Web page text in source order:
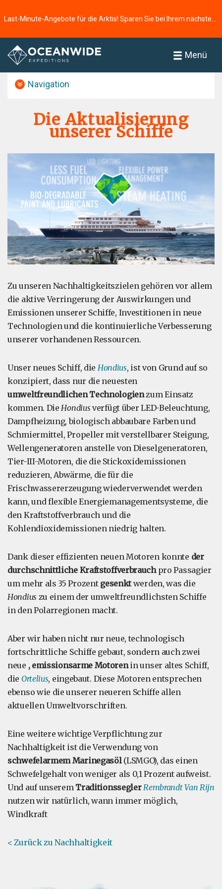
Menü
Startseite
Navigation
Die Aktualisierung
unserer Schiffe
Zu unseren Nachhaltigkeitszielen gehören vor allem
die aktive Verringerung der Auswirkungen und
Emissionen unserer Schiffe, Investitionen in neue
Technologien und die kontinuierliche Verbesserung
unserer vorhandenen Ressourcen.
Unser neues Schiff, die Hondius, ist von Grund auf so
konzipiert, dass nur die neuesten
umweltfreundlichen Technologienzum Einsatz
kommen. Die Hondiusverfügt über LED-Beleuchtung,
Dampfheizung, biologisch abbaubare Farben und
Schmiermittel, Propeller mit verstellbarer Steigung,
Wellengeneratoren anstelle von Dieselgeneratoren,
Tier-III-Motoren, die die Stickoxidemissionen
reduzieren, Abwärme, die für die
Frischwassererzeugung wiederverwendet werden
kann, und flexible Energiemanagementsysteme, die
den Kraftstoffverbrauch und die
Kohlendioxidemissionen niedrig halten.
Dank dieser effizienten neuen Motoren konnte der
durchschnittliche Kraftstoffverbrauchpro Passagier
um mehr als 35 Prozent gesenktwerden, was die
Hondius zu einem der umweltfreundlichsten Schiffe
in den Polarregionen macht.
Aber wir haben nicht nur neue, technologisch
fortschrittliche Schiffe gebaut, sondern auch zwei
neue , emissionsarme Motorenin unser altes Schiff,
die Ortelius, eingebaut. Diese Motoren entsprechen
ebenso wie die unserer neueren Schiffe allen
aktuellen Umweltvorschriften.
Eine weitere wichtige Verpflichtung zur
Nachhaltigkeit ist die Verwendung von
schwefelarmem Marinegasöl(LSMGO), das einen
Schwefelgehalt von weniger als 0,1 Prozent aufweist.
Und auf unserem Traditionssegler Rembrandt Van Rijn
nutzen wir natürlich, wann immer möglich,
Windkraft
< Zurück zu Nachhaltigkeit